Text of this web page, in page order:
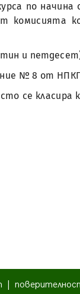
по начина
комисията
и
№ 8 от
се класира